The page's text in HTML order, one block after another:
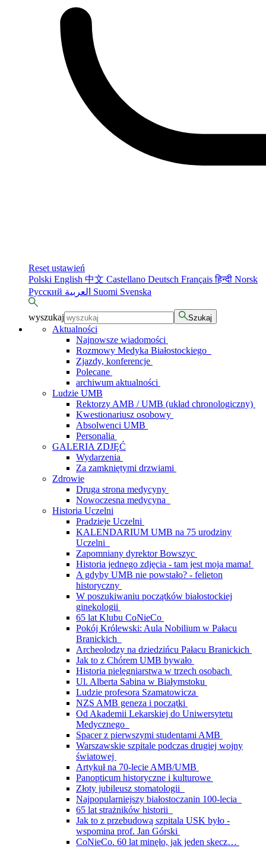
Reset ustawień
Polski English 中文 Castellano Deutsch Françaisहिन्दी Norsk
Русский
Suomi Svenska
wyszukaj Szukaj
Aktualności
Najnowsze wiadomości
Rozmowy Medyka Białostockiego
Zjazdy, konferencje
Polecane
archiwum aktualności
Ludzie UMB
Rektorzy AMB / UMB (układ chronologiczny)
Kwestionariusz osobowy
Absolwenci UMB
Personalia
GALERIA ZDJĘĆ
Wydarzenia
Za zamkniętymi drzwiami
Zdrowie
Druga strona medycyny
Nowoczesna medycyna
Historia Uczelni
Pradzieje Uczelni
KALENDARIUM UMB na 75 urodziny
Uczelni
Zapomniany dyrektor Bowszyc
Historia jednego zdjęcia - tam jest moja mama!
A gdyby UMB nie powstało? - felieton
historyczny
W poszukiwaniu początków białostockiej
ginekologii
65 lat Klubu CoNieCo
Pokój Królewski: Aula Nobilium w Pałacu
Branickich
Archeolodzy na dziedzińcu Pałacu Branickich
Jak to z Chórem UMB bywało
Historia pielęgniarstwa w trzech osobach
Ul. Alberta Sabina w Białymstoku
Ludzie profesora Szamatowicza
NZS AMB geneza i początki
Od Akademii Lekarskiej do Uniwersytetu
Medycznego
Spacer z pierwszymi studentami AMB
Warszawskie szpitale podczas drugiej wojny
światowej
Artykuł na 70-lecie AMB/UMB
Panopticum historyczne i kulturowe
Złoty jubileusz stomatologii
Najpopularniejszy białostoczanin 100-lecia
65 lat strażników historii
Jak to z przebudową szpitala USK było -
wspomina prof. Jan Górski
CoNieCo. 60 lat minęło, jak jeden skecz…